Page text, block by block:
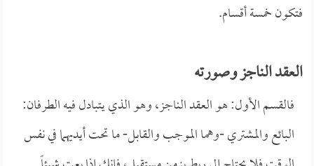
فتكون خمسة أقسام.
العقد الناجز وصورته
فالقسم الأول: هو العقد الناجز، وهو الذي يتبادل فيه الطرفان:
البائع والمشتري -وهما الموجب والقابل- ما تحت أيديهما في نفس